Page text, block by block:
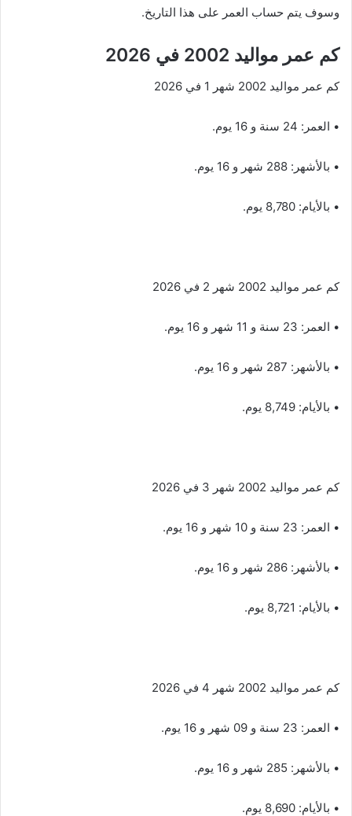
وسوف يتم حساب العمر على هذا التاريخ.
كم عمر مواليد 2002 في 2026
كم عمر مواليد 2002 شهر 1 في 2026
• العمر: 24 سنة و 16 يوم.
• بالأشهر: 288 شهر و 16 يوم.
• بالأيام: 8,780 يوم.
كم عمر مواليد 2002 شهر 2 في 2026
• العمر: 23 سنة و 11 شهر و 16 يوم.
• بالأشهر: 287 شهر و 16 يوم.
• بالأيام: 8,749 يوم.
كم عمر مواليد 2002 شهر 3 في 2026
• العمر: 23 سنة و 10 شهر و 16 يوم.
• بالأشهر: 286 شهر و 16 يوم.
• بالأيام: 8,721 يوم.
كم عمر مواليد 2002 شهر 4 في 2026
• العمر: 23 سنة و 09 شهر و 16 يوم.
• بالأشهر: 285 شهر و 16 يوم.
• بالأيام: 8,690 يوم.